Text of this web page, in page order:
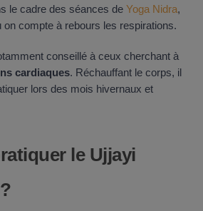
le cadre des séances de Yoga Nidra,
compte à rebours les respirations.
conseillé à ceux cherchant à
cardiaques. Réchauffant le corps, il
lors des mois hivernaux et
le Ujjayi